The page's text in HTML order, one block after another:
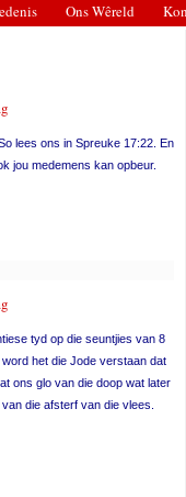
Ons Wêreld
lees ons in Spreuke 17:22. En
jou medemens kan opbeur.
tyd op die seuntjies van 8
het die Jode verstaan dat
ons glo van die doop wat later
die afsterf van die vlees.